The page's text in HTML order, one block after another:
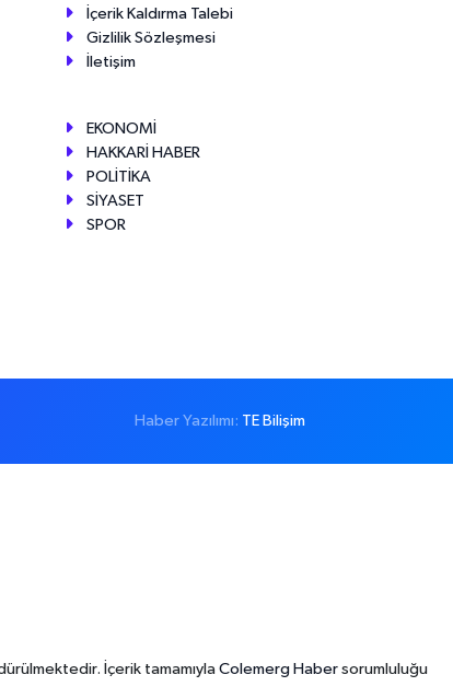
İçerik Kaldırma Talebi
Gizlilik Sözleşmesi
İletişim
EKONOMİ
HAKKARİ HABER
POLİTİKA
SİYASET
SPOR
Haber Yazılımı: TE Bilişim
İçerik tamamıyla Colemerg Habersorumluluğu